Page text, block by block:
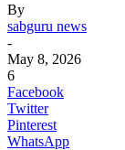
By
sabguru news
-
May 8, 2026
6
Facebook
Twitter
Pinterest
WhatsApp